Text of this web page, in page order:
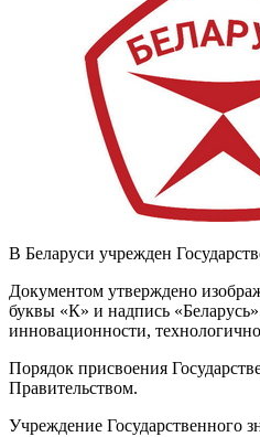
В Беларуси учрежден
Документом утверждено
буквы «К» и надпись
инновационности,
Порядок присвоения
Правительством.
Учреждение Государственного